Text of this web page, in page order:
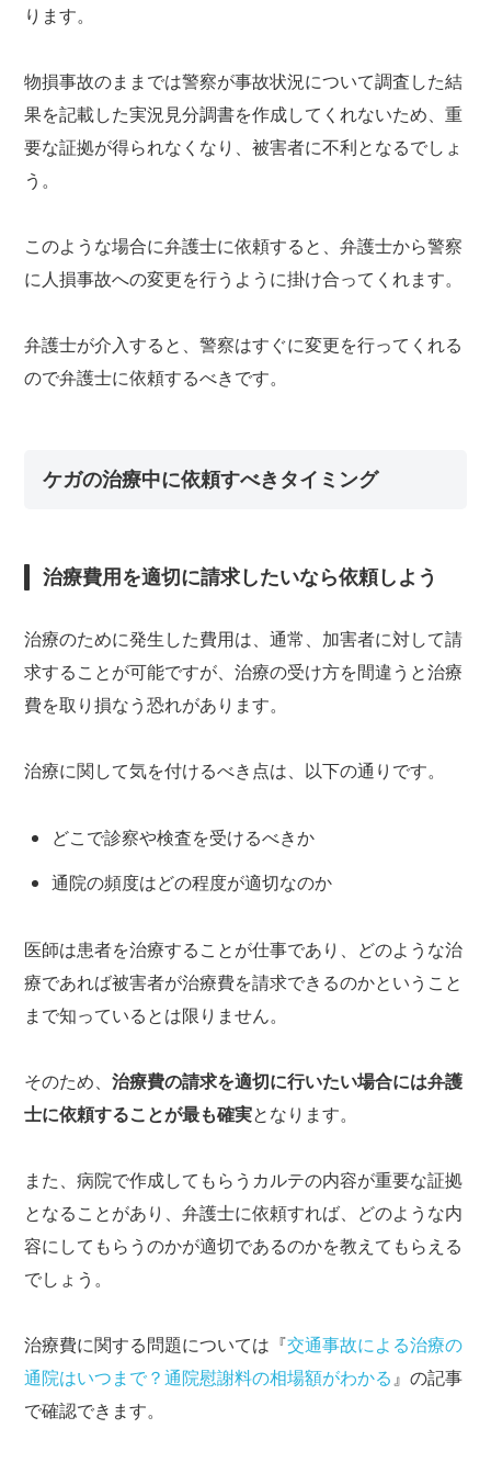
ります。
物損事故のままでは警察が事故状況について調査した結
果を記載した実況見分調書を作成してくれないため、重
要な証拠が得られなくなり、被害者に不利となるでしょ
う。
このような場合に弁護士に依頼すると、弁護士から警察
に人損事故への変更を行うように掛け合ってくれます。
弁護士が介入すると、警察はすぐに変更を行ってくれる
ので弁護士に依頼するべきです。
ケガの治療中に依頼すべきタイミング
治療費用を適切に請求したいなら依頼しよう
治療のために発生した費用は、通常、加害者に対して請
求することが可能ですが、治療の受け方を間違うと治療
費を取り損なう恐れがあります。
治療に関して気を付けるべき点は、以下の通りです。
どこで診察や検査を受けるべきか
通院の頻度はどの程度が適切なのか
医師は患者を治療することが仕事であり、どのような治
療であれば被害者が治療費を請求できるのかということ
まで知っているとは限りません。
そのため、治療費の請求を適切に行いたい場合には弁護
士に依頼することが最も確実となります。
また、病院で作成してもらうカルテの内容が重要な証拠
となることがあり、弁護士に依頼すれば、どのような内
容にしてもらうのかが適切であるのかを教えてもらえる
でしょう。
治療費に関する問題については『交通事故による治療の
通院はいつまで？通院慰謝料の相場額がわかる 』の記事
で確認できます。